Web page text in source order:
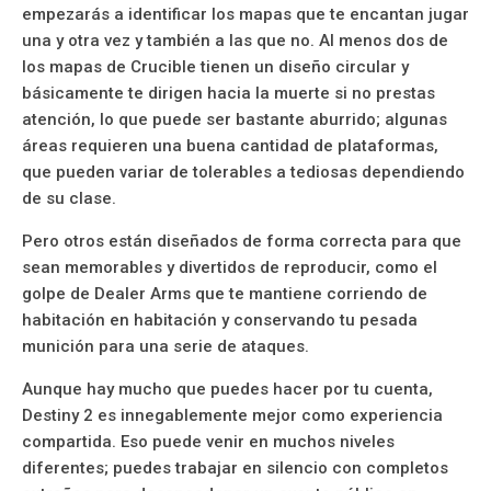
empezarás a identificar los mapas que te encantan jugar
una y otra vez y también a las que no. Al menos dos de
los mapas de Crucible tienen un diseño circular y
básicamente te dirigen hacia la muerte si no prestas
atención, lo que puede ser bastante aburrido; algunas
áreas requieren una buena cantidad de plataformas,
que pueden variar de tolerables a tediosas dependiendo
de su clase.
Pero otros están diseñados de forma correcta para que
sean memorables y divertidos de reproducir, como el
golpe de Dealer Arms que te mantiene corriendo de
habitación en habitación y conservando tu pesada
munición para una serie de ataques.
Aunque hay mucho que puedes hacer por tu cuenta,
Destiny 2 es innegablemente mejor como experiencia
compartida. Eso puede venir en muchos niveles
diferentes; puedes trabajar en silencio con completos